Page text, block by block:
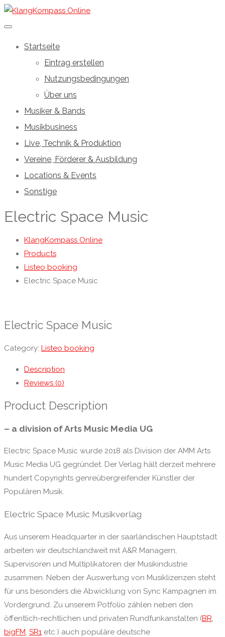
Startseite
Eintrag erstellen
Nutzungsbedingungen
Über uns
Musiker & Bands
Musikbusiness
Live, Technik & Produktion
Vereine, Förderer & Ausbildung
Locations & Events
Sonstige
Electric Space Music
KlangKompass Online
Products
Listeo booking
Electric Space Music
Electric Space Music
Category: Listeo booking
Description
Reviews (0)
Product Description
– a division of Arts Music Media UG
Electric Space Music wurde 2018 als Division der AMM Arts
Music Media UG gegründet. Der Verlag hält derzeit mehrere
hundert Copyrights genreübergreifender Künstler der
Populären Musik.
Electric Space Music Musikverlag
Aus unserem Headquarter in der saarländischen Hauptstadt
arbeiten wir deutschlandweit mit A&R Managern,
Supervisoren und Multiplikatoren der Musikindustrie
zusammen. Neben der Auswertung von Musiklizenzen steht
für uns besonders die Abwicklung von Sync Kampagnen im
Vordergrund. Zu unserem Potfolio zählen neben den
öffentlich-rechtlichen und privaten Rundfunkanstalten (BR
bigFM SR1 etc.) auch populäre deutsche